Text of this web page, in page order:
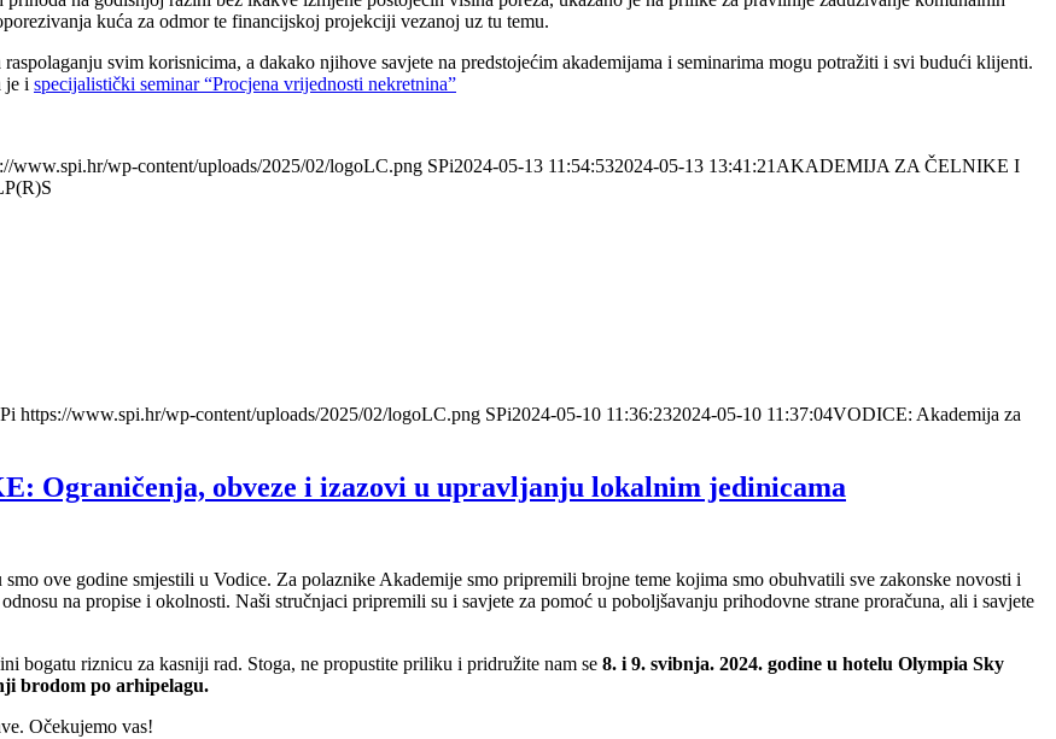
kuća za odmor te financijskoj projekciji vezanoj uz tu temu.
svim korisnicima, a dakako njihove savjete na predstojećim akademijama i seminarima mogu potražiti i svi budući klijenti.
je i specijalistički seminar “Procjena vrijednosti nekretnina”
www.spi.hr/wp-content/uploads/2025/02/logoLC.png SPi2024-05-13 11:54:532024-05-13 13:41:21 AKADEMIJA ZA ČELNIKE I
https://www.spi.hr/wp-content/uploads/2025/02/logoLC.png SPi2024-05-10 11:36:232024-05-10 11:37:04VODICE: Akademija za
Ograničenja, obveze i izazovi u upravljanju lokalnim jedinicama
smo ove godine smjestili u Vodice. Za polaznike Akademije smo pripremili brojne teme kojima smo obuhvatili sve zakonske novosti i
na propise i okolnosti. Naši stručnjaci pripremili su i savjete za pomoć u poboljšavanju prihodovne strane proračuna, ali i savjete
bogatu riznicu za kasniji rad. Stoga, ne propustite priliku i pridružite nam se 8. i 9. svibnja. 2024. godine u hotelu Olympia Sky
brodom po arhipelagu.
Očekujemo vas!